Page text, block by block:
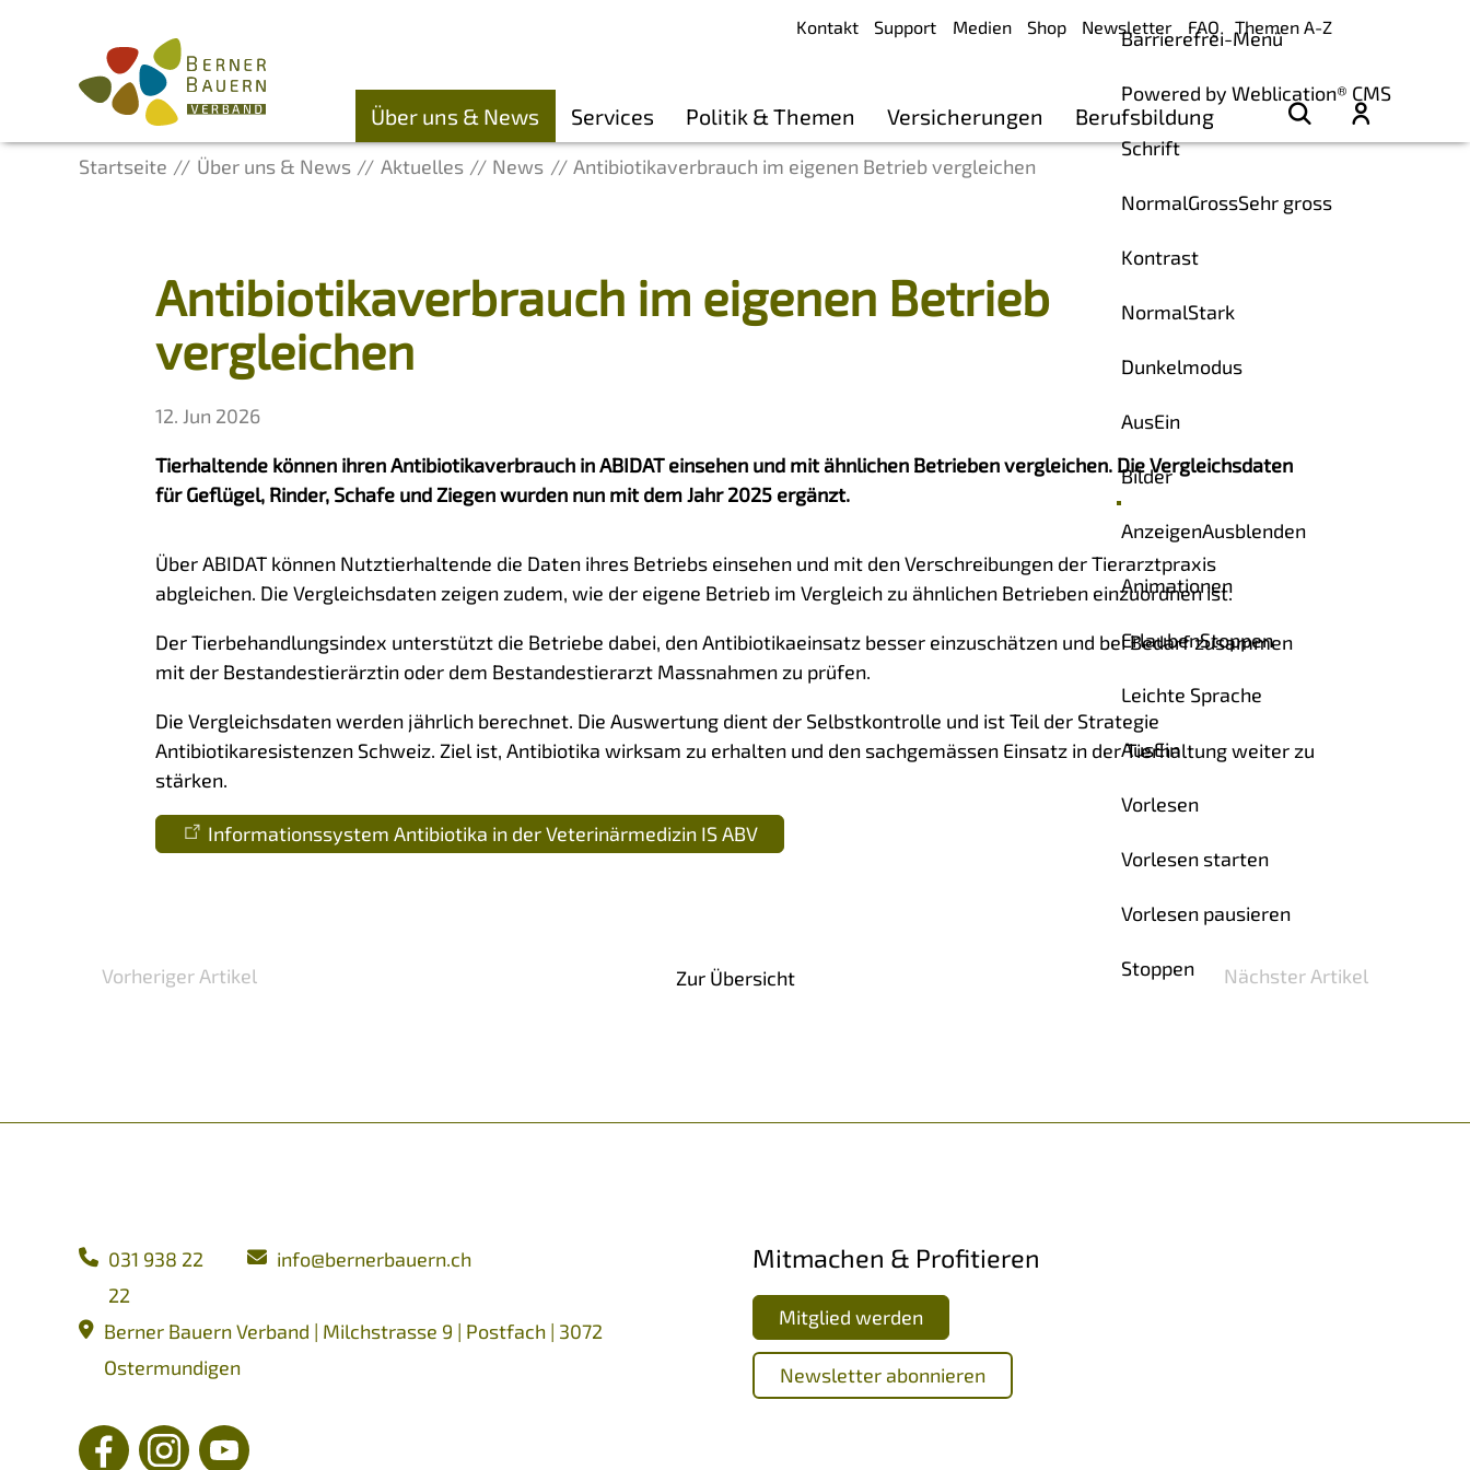
Barrierefrei-Menü
Powered by Weblication® CMS
Schrift
NormalGrossSehr gross
Kontrast
NormalStark
Dunkelmodus
AusEin
Bilder
AnzeigenAusblenden
Animationen
ErlaubenStoppen
Leichte Sprache
AusEin
Vorlesen
Vorlesen starten
Vorlesen pausieren
Stoppen
Kontakt Support Medien Shop Newsletter FAQ Themen A-Z
Über uns & News Services Politik & Themen Versicherungen Berufsbildung
Startseite Über uns & News Aktuelles News Antibiotikaverbrauch im eigenen Betrieb vergleichen
Antibiotikaverbrauch im eigenen Betrieb
vergleichen
12. Jun 2026
Tierhaltende können ihren Antibiotikaverbrauch in ABIDAT einsehen und mit ähnlichen Betrieben vergleichen. Die Vergleichsdaten
für Geflügel, Rinder, Schafe und Ziegen wurden nun mit dem Jahr 2025 ergänzt.
Über ABIDAT können Nutztierhaltende die Daten ihres Betriebs einsehen und mit den Verschreibungen der Tierarztpraxis
abgleichen. Die Vergleichsdaten zeigen zudem, wie der eigene Betrieb im Vergleich zu ähnlichen Betrieben einzuordnen ist.
Der Tierbehandlungsindex unterstützt die Betriebe dabei, den Antibiotikaeinsatz besser einzuschätzen und bei Bedarf zusammen
mit der Bestandestierärztin oder dem Bestandestierarzt Massnahmen zu prüfen.
Die Vergleichsdaten werden jährlich berechnet. Die Auswertung dient der Selbstkontrolle und ist Teil der Strategie
Antibiotikaresistenzen Schweiz. Ziel ist, Antibiotika wirksam zu erhalten und den sachgemässen Einsatz in der Tierhaltung weiter zu
stärken.
Informationssystem Antibiotika in der Veterinärmedizin IS ABV
Vorheriger Artikel Zur Übersicht Nächster Artikel
031 938 22
22
nf b rn rb rn ch
Berner Bauern Verband | Milchstrasse 9 | Postfach | 3072
Ostermundigen
Mitmachen & Profitieren
Mitglied werden
Newsletter abonnieren